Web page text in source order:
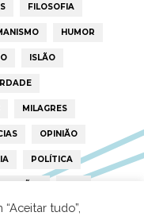
FILOSOFIA
HUMOR
ISLÃO
MILAGRES
OPINIÃO
POLÍTICA
RTP
tudo”,